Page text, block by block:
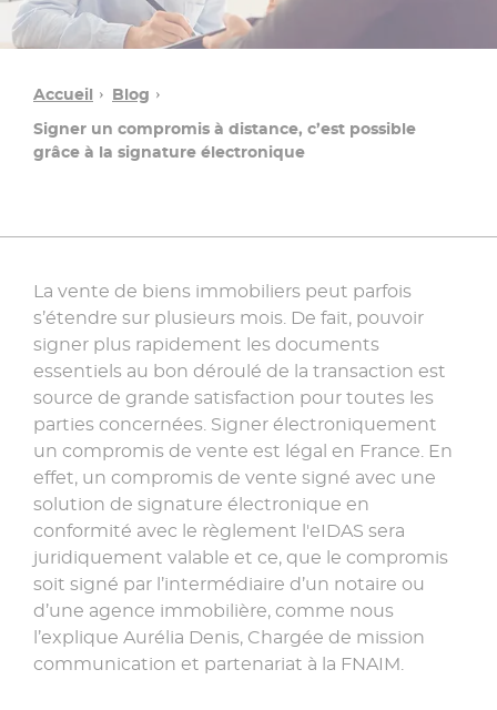
Accueil
Blog
Signer un compromis à distance, c’est possible
grâce à la signature électronique
Une
question ?
Contacter
un
conseiller
»
La vente de biens immobiliers peut parfois
s’étendre sur plusieurs mois. De fait, pouvoir
signer plus rapidement les documents
essentiels au bon déroulé de la transaction est
source de grande satisfaction pour toutes les
parties concernées. Signer électroniquement
un compromis de vente est légal en France. En
effet, un compromis de vente signé avec une
solution de signature électronique en
conformité avec le règlement l'eIDAS sera
juridiquement valable et ce, que le compromis
soit signé par l’intermédiaire d’un notaire ou
d’une agence immobilière, comme nous
l’explique Aurélia Denis, Chargée de mission
communication et partenariat à la FNAIM.